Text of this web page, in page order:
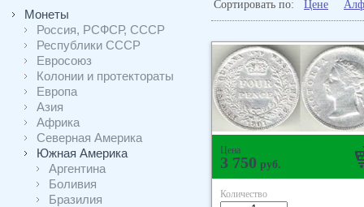
Монеты
Россия, РСФСР, СССР
Республики СССР
Евросоюз
Колонии и протектораты
Европа
Азия
Африка
Северная Америка
Южная Америка
Аргентина
Боливия
Бразилия
Сортировать по: Цене
Цена
3 750 руб.
Количество